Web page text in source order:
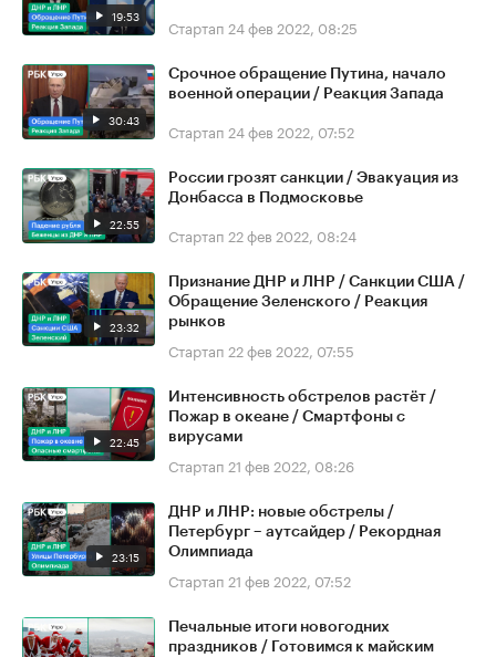
19:53 Стартап 24 фев 2022, 08:25
30:43
Срочное обращение Путина, начало
военной операции / Реакция Запада
Стартап 24 фев 2022, 07:52
22:55
России грозят санкции / Эвакуация из
Донбасса в Подмосковье
Стартап 22 фев 2022, 08:24
23:32
Признание ДНР и ЛНР / Санкции США /
Обращение Зеленского / Реакция
рынков
Стартап 22 фев 2022, 07:55
22:45
Интенсивность обстрелов растёт /
Пожар в океане / Смартфоны с
вирусами
Стартап 21 фев 2022, 08:26
23:15
ДНР и ЛНР: новые обстрелы /
Петербург – аутсайдер / Рекордная
Олимпиада
Стартап 21 фев 2022, 07:52
Печальные итоги новогодних
праздников / Готовимся к майским